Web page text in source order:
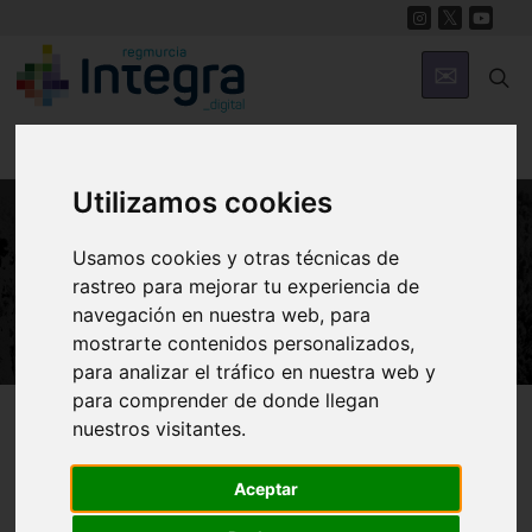
Utilizamos cookies
Usamos cookies y otras técnicas de
rastreo para mejorar tu experiencia de
navegación en nuestra web, para
mostrarte contenidos personalizados,
para analizar el tráfico en nuestra web y
para comprender de donde llegan
nuestros visitantes.
Aceptar
NATURALEZA
Relaciones entre organismos
Región de Murcia Digital Naturaleza Ecosistema Marino
Introducción Colonias Gregarismo